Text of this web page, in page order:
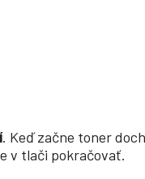
. Keď začne toner
v tlači pokračovať.